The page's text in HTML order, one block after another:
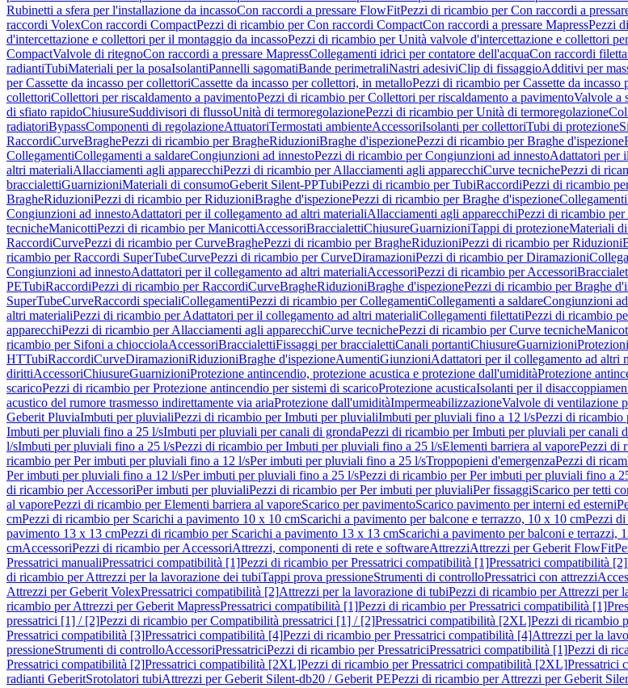
Rubinetti a sfera per l'installazione da incassoCon raccordi a pressare FlowFitPezzi di ricambio per Con raccordi a
raccordi VolexCon raccordi CompactPezzi di ricambio per Con raccordi CompactCon raccordi a pressare MapressPezzi
d'intercettazione e collettori per il montaggio da incassoPezzi di ricambio per Unità valvole d'intercettazione e collettori
CompactValvole di ritegnoCon raccordi a pressare MapressCollegamenti idrici per contatore dell'acquaCon raccordi
radiantiTubiMateriali per la posaIsolantiPannelli sagomatiBande perimetraliNastri adesiviClip di fissaggioAdditivi per
per Cassette da incasso per collettoriCassette da incasso per collettori, in metalloPezzi di ricambio per Cassette da
collettoriCollettori per riscaldamento a pavimentoPezzi di ricambio per Collettori per riscaldamento a pavimentoValvole a
di sfiato rapidoChiusureSuddivisori di flussoUnità di termoregolazionePezzi di ricambio per Unità di termoregolazione
radiatoriBypassComponenti di regolazioneAttuatoriTermostati ambienteAccessoriIsolanti per collettoriTubi di protezione
RaccordiCurveBraghePezzi di ricambio per BragheRiduzioniBraghe d'ispezionePezzi di ricambio per Braghe d'ispezione
CollegamentiCollegamenti a saldareCongiunzioni ad innestoPezzi di ricambio per Congiunzioni ad innestoAdattatori per
altri materialiAllacciamenti agli apparecchiPezzi di ricambio per Allacciamenti agli apparecchiCurve tecnichePezzi di
braccialettiGuarnizioniMateriali di consumoGeberit Silent-PPTubiPezzi di ricambio per TubiRaccordiPezzi di ricambio
BragheRiduzioniPezzi di ricambio per RiduzioniBraghe d'ispezionePezzi di ricambio per Braghe d'ispezioneCollegamenti
Congiunzioni ad innestoAdattatori per il collegamento ad altri materialiAllacciamenti agli apparecchiPezzi di ricambio
tecnicheManicottiPezzi di ricambio per ManicottiAccessoriBraccialettiChiusureGuarnizioniTappi di protezioneMateriali
RaccordiCurvePezzi di ricambio per CurveBraghePezzi di ricambio per BragheRiduzioniPezzi di ricambio per Riduzioni
ricambio per Raccordi SuperTubeCurvePezzi di ricambio per CurveDiramazioniPezzi di ricambio per Diramazioni
Congiunzioni ad innestoAdattatori per il collegamento ad altri materialiAccessoriPezzi di ricambio per Accessori
PETubiRaccordiPezzi di ricambio per RaccordiCurveBragheRiduzioniBraghe d'ispezionePezzi di ricambio per Braghe
SuperTubeCurveRaccordi specialiCollegamentiPezzi di ricambio per CollegamentiCollegamenti a saldareCongiunzioni
altri materialiPezzi di ricambio per Adattatori per il collegamento ad altri materialiCollegamenti filettatiPezzi di ricambio
apparecchiPezzi di ricambio per Allacciamenti agli apparecchiCurve tecnichePezzi di ricambio per Curve tecniche
ricambio per Sifoni a chiocciolaAccessoriBraccialettiFissaggi per braccialettiCanali portantiChiusureGuarnizioni
HTTubiRaccordiCurveDiramazioniRiduzioniBraghe d'ispezioneAumentiGiunzioniAdattatori per il collegamento ad altri
dirittiAccessoriChiusureGuarnizioniProtezione antincendio, protezione acustica e protezione dall'umiditàProtezione
scaricoPezzi di ricambio per Protezione antincendio per sistemi di scaricoProtezione acusticaIsolanti per il
acustico del rumore trasmesso indirettamente via ariaProtezione dall'umiditàImpermeabilizzazioneValvole di ventilazione
Geberit PluviaImbuti per pluvialiPezzi di ricambio per Imbuti per pluvialiImbuti per pluviali fino a 12 l/sPezzi di
Imbuti per pluviali fino a 25 l/sImbuti per pluviali per canali di grondaPezzi di ricambio per Imbuti per pluviali per canali
l/sImbuti per pluviali fino a 25 l/sPezzi di ricambio per Imbuti per pluviali fino a 25 l/sElementi barriera al vaporePezzi di
ricambio per Per imbuti per pluviali fino a 12 l/sPer imbuti per pluviali fino a 25 l/sTroppopieni d'emergenzaPezzi di
Per imbuti per pluviali fino a 12 l/sPer imbuti per pluviali fino a 25 l/sPezzi di ricambio per Per imbuti per pluviali fino a
di ricambio per AccessoriPer imbuti per pluvialiPezzi di ricambio per Per imbuti per pluvialiPer fissaggiScarico per tetti
al vaporePezzi di ricambio per Elementi barriera al vaporeScarico per pavimentoScarico pavimento per interni ed esterni
cmPezzi di ricambio per Scarichi a pavimento 10 x 10 cmScarichi a pavimento per balcone e terrazzo, 10 x 10 cmPezzi
pavimento 13 x 13 cmPezzi di ricambio per Scarichi a pavimento 13 x 13 cmScarichi a pavimento per balconi e terrazzi,
cmAccessoriPezzi di ricambio per AccessoriAttrezzi, componenti di rete e softwareAttrezziAttrezzi per Geberit FlowFit
Pressatrici manualiPressatrici compatibilità [1]Pezzi di ricambio per Pressatrici compatibilità [1]Pressatrici compatibilità [2]
di ricambio per Attrezzi per la lavorazione dei tubiTappi prova pressioneStrumenti di controlloPressatrici con attrezzi
Attrezzi per Geberit VolexPressatrici compatibilità [2]Attrezzi per la lavorazione di tubiPezzi di ricambio per Attrezzi per
ricambio per Attrezzi per Geberit MapressPressatrici compatibilità [1]Pezzi di ricambio per Pressatrici compatibilità [1]
pressatrici [1] / [2]Pezzi di ricambio per Compatibilità pressatrici [1] / [2]Pressatrici compatibilità [2XL]Pezzi di ricambio
Pressatrici compatibilità [3]Pressatrici compatibilità [4]Pezzi di ricambio per Pressatrici compatibilità [4]Attrezzi per la
pressioneStrumenti di controlloAccessoriPressatriciPezzi di ricambio per PressatriciPressatrici compatibilità [1]Pezzi di
Pressatrici compatibilità [2]Pressatrici compatibilità [2XL]Pezzi di ricambio per Pressatrici compatibilità [2XL]Pressatrici
radianti GeberitSrotolatori tubiAttrezzi per Geberit Silent-db20 / Geberit PEPezzi di ricambio per Attrezzi per Geberit